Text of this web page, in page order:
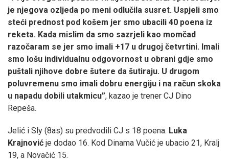
je njegova ozljeda po meni odlučila susret. Uspjeli smo
steći prednost pod košem jer smo ubacili 40 poena iz
reketa. Kada mislim da smo sazrjeli kao momčad
razočaram se jer smo imali +17 u drugoj četvrtini. Imali
smo lošu individualnu odgovornost u obrani gdje smo
puštali njihove dobre šutere da šutiraju. U drugom
poluvremenu smo imali dobru energiju i na račun skoka
u napadu dobili utakmicu”, kazao je trener CJ Dino
Repeša.
Jelić i Sly (8as) su predvodili CJ s 18 poena. Luka
Krajnović je dodao 16. Kod Dinama Vučić je ubacio 21, Kralj
19, a Novačić 15.